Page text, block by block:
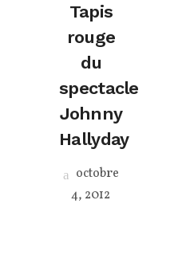
Tapis
rouge
du
spectacle
Johnny
Hallyday
octobre
4, 2012